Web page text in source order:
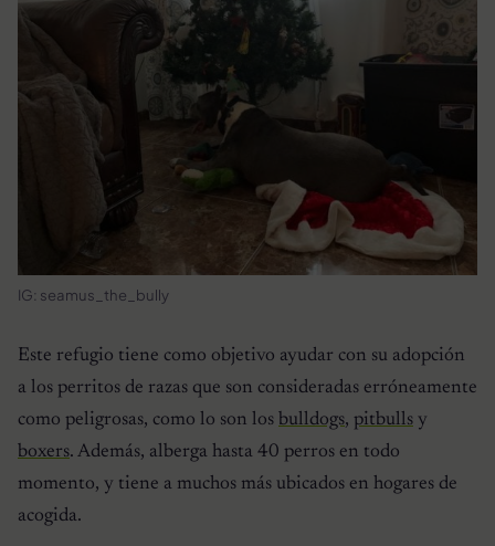
IG: seamus_the_bully
Este refugio tiene como objetivo ayudar con su adopción
a los perritos de razas que son consideradas erróneamente
como peligrosas, como lo son los bulldogs, pitbulls y
boxers. Además, alberga hasta 40 perros en todo
momento, y tiene a muchos más ubicados en hogares de
acogida.